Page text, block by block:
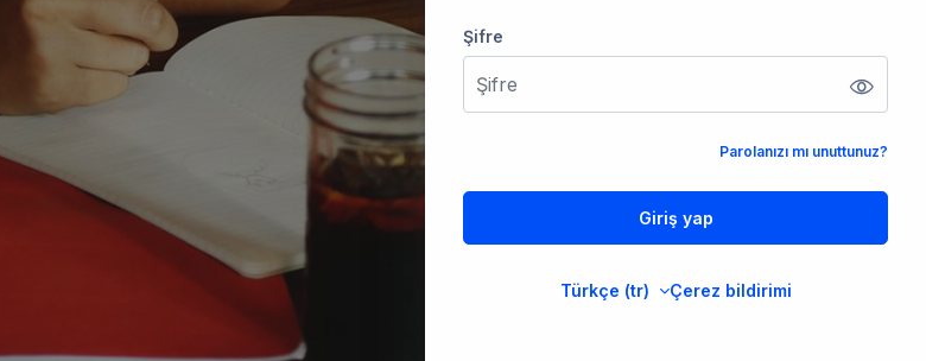
Şifre
Şifre
Parolanızı mı unuttunuz?
Giriş yap
Türkçe ‎(tr)‎ Çerez bildirimi